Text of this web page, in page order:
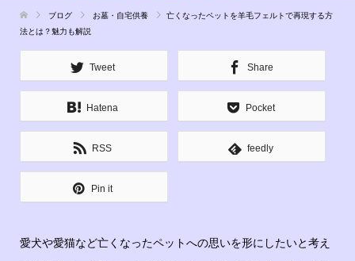
ブログ お墓・自宅供養
亡くなったペットを羊毛フェルトで再現する方
法とは？魅力も解説
Tweet Share
Hatena Pocket
RSS feedly
Pin it
愛犬や愛猫など亡くなったペットへの思いを形にしたいと考え